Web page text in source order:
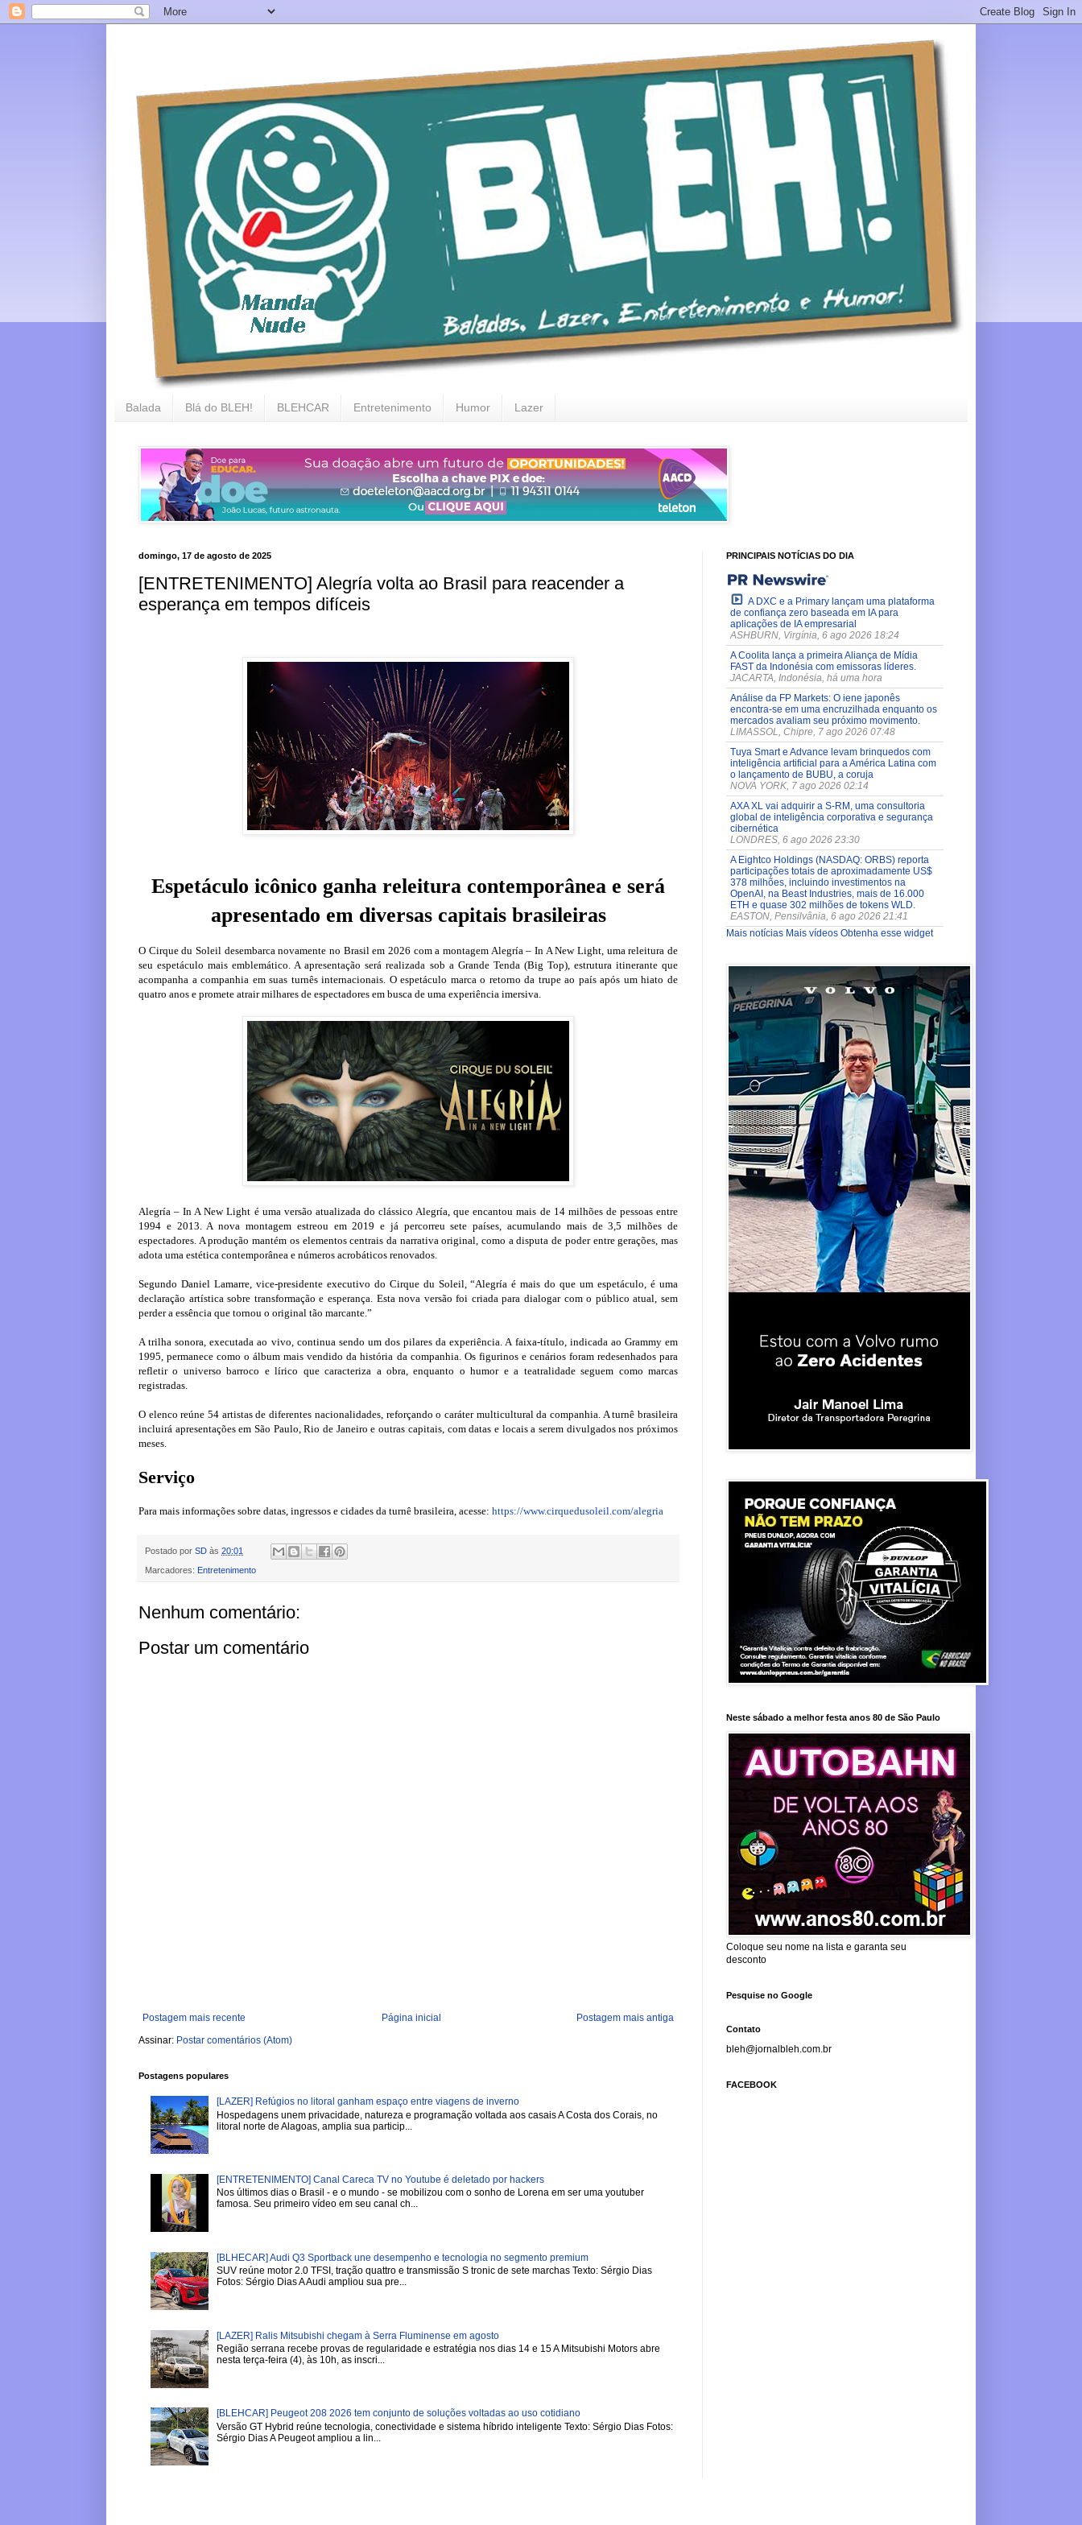
Balada Blá do BLEH! BLEHCAR Entretenimento Humor Lazer
domingo, 17 de agosto de 2025
[ENTRETENIMENTO] Alegría volta ao Brasil para reacender a
esperança em tempos difíceis
Espetáculo icônico ganha releitura contemporânea e será
apresentado em diversas capitais brasileiras
O Cirque du Soleil desembarca novamente no Brasil em 2026 com a montagem Alegría – In A New Light, uma releitura de
seu espetáculo mais emblemático. A apresentação será realizada sob a Grande Tenda (Big Top), estrutura itinerante que
acompanha a companhia em suas turnês internacionais. O espetáculo marca o retorno da trupe ao país após um hiato de
quatro anos e promete atrair milhares de espectadores em busca de uma experiência imersiva.
Alegría – In A New Light é uma versão atualizada do clássico Alegría, que encantou mais de 14 milhões de pessoas entre
1994 e 2013. A nova montagem estreou em 2019 e já percorreu sete países, acumulando mais de 3,5 milhões de
espectadores. A produção mantém os elementos centrais da narrativa original, como a disputa de poder entre gerações, mas
adota uma estética contemporânea e números acrobáticos renovados.
Segundo Daniel Lamarre, vice-presidente executivo do Cirque du Soleil, “Alegría é mais do que um espetáculo, é uma
declaração artística sobre transformação e esperança. Esta nova versão foi criada para dialogar com o público atual, sem
perder a essência que tornou o original tão marcante.”
A trilha sonora, executada ao vivo, continua sendo um dos pilares da experiência. A faixa-título, indicada ao Grammy em
1995, permanece como o álbum mais vendido da história da companhia. Os figurinos e cenários foram redesenhados para
refletir o universo barroco e lírico que caracteriza a obra, enquanto o humor e a teatralidade seguem como marcas
registradas.
O elenco reúne 54 artistas de diferentes nacionalidades, reforçando o caráter multicultural da companhia. A turnê brasileira
incluirá apresentações em São Paulo, Rio de Janeiro e outras capitais, com datas e locais a serem divulgados nos próximos
meses.
Serviço
Para mais informações sobre datas, ingressos e cidades da turnê brasileira, acesse: https://www.cirquedusoleil.com/alegria
Postado por SD às 20:01
Marcadores: Entretenimento
Nenhum comentário:
Postar um comentário
Postagem mais recente Postagem mais antiga
Página inicial
Assinar: Postar comentários (Atom)
Postagens populares
[LAZER] Refúgios no litoral ganham espaço entre viagens de inverno
Hospedagens unem privacidade, natureza e programação voltada aos casais A Costa dos Corais, no
litoral norte de Alagoas, amplia sua particip...
[ENTRETENIMENTO] Canal Careca TV no Youtube é deletado por hackers
Nos últimos dias o Brasil - e o mundo - se mobilizou com o sonho de Lorena em ser uma youtuber
famosa. Seu primeiro vídeo em seu canal ch...
[BLHECAR] Audi Q3 Sportback une desempenho e tecnologia no segmento premium
SUV reúne motor 2.0 TFSI, tração quattro e transmissão S tronic de sete marchas Texto: Sérgio Dias
Fotos: Sérgio Dias A Audi ampliou sua pre...
[LAZER] Ralis Mitsubishi chegam à Serra Fluminense em agosto
Região serrana recebe provas de regularidade e estratégia nos dias 14 e 15 A Mitsubishi Motors abre
nesta terça-feira (4), às 10h, as inscri...
[BLEHCAR] Peugeot 208 2026 tem conjunto de soluções voltadas ao uso cotidiano
Versão GT Hybrid reúne tecnologia, conectividade e sistema híbrido inteligente Texto: Sérgio Dias Fotos:
Sérgio Dias A Peugeot ampliou a lin...
PRINCIPAIS NOTÍCIAS DO DIA
A DXC e a Primary lançam uma plataforma
de confiança zero baseada em IA para
aplicações de IA empresarial
ASHBURN, Virgínia, 6 ago 2026 18:24
A Coolita lança a primeira Aliança de Mídia
FAST da Indonésia com emissoras líderes.
JACARTA, Indonésia, há uma hora
Análise da FP Markets: O iene japonês
encontra-se em uma encruzilhada enquanto os
mercados avaliam seu próximo movimento.
LIMASSOL, Chipre, 7 ago 2026 07:48
Tuya Smart e Advance levam brinquedos com
inteligência artificial para a América Latina com
o lançamento de BUBU, a coruja
NOVA YORK, 7 ago 2026 02:14
AXA XL vai adquirir a S-RM, uma consultoria
global de inteligência corporativa e segurança
cibernética
LONDRES, 6 ago 2026 23:30
A Eightco Holdings (NASDAQ: ORBS) reporta
participações totais de aproximadamente US$
378 milhões, incluindo investimentos na
OpenAI, na Beast Industries, mais de 16.000
ETH e quase 302 milhões de tokens WLD.
EASTON, Pensilvânia, 6 ago 2026 21:41
Mais notícias Mais vídeos Obtenha esse widget
Neste sábado a melhor festa anos 80 de São Paulo
Coloque seu nome na lista e garanta seu
desconto
Pesquise no Google
Contato
bleh@jornalbleh.com.br
FACEBOOK